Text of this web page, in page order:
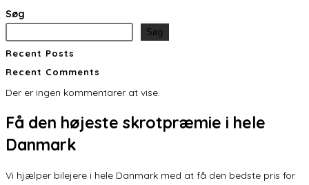
Søg
Søg
Recent Posts
Recent Comments
Der er ingen kommentarer at vise.
Få den højeste skrotpræmie i hele
Danmark
Vi hjælper bilejere i hele Danmark med at få den bedste pris for